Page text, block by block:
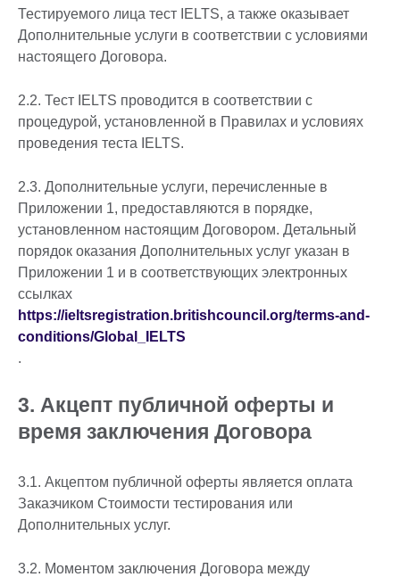
Тестируемого лица тест IELTS, а также оказывает
Дополнительные услуги в соответствии с условиями
настоящего Договора.
2.2. Тест IELTS проводится в соответствии с
процедурой, установленной в Правилах и условиях
проведения теста IELTS.
2.3. Дополнительные услуги, перечисленные в
Приложении 1, предоставляются в порядке,
установленном настоящим Договором. Детальный
порядок оказания Дополнительных услуг указан в
Приложении 1 и в соответствующих электронных
ссылках
https://ieltsregistration.britishcouncil.org/terms-and-
conditions/Global_IELTS
.
3. Акцепт публичной оферты и
время заключения Договора
3.1. Акцептом публичной оферты является оплата
Заказчиком Стоимости тестирования или
Дополнительных услуг.
3.2. Моментом заключения Договора между